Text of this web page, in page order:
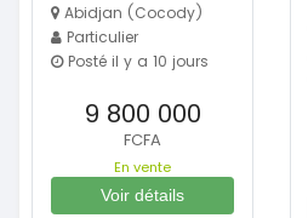
Abidjan (Cocody)
Particulier
Posté il y a 10 jours
9 800 000
FCFA
En vente
Voir détails